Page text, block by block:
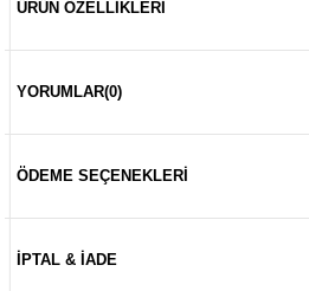
ÜRÜN ÖZELLIKLERI
YORUMLAR(0)
ÖDEME SEÇENEKLERI
İPTAL & İADE